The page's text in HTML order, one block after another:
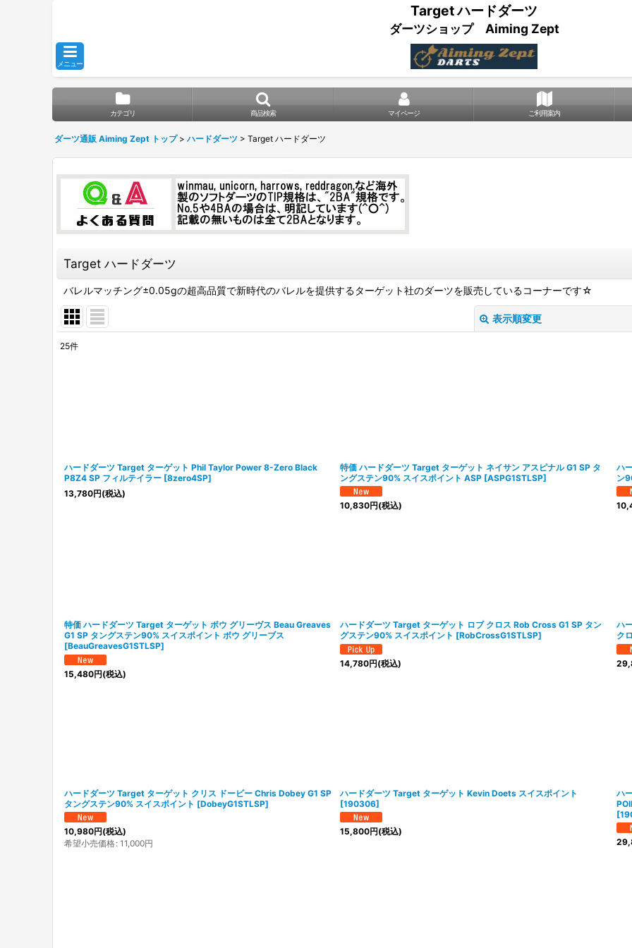
Target ハードダーツ
ダーツショップ Aiming Zept
メニュー
カテゴリ 商品検索 マイページ ご利用案内
ダーツ通販 Aiming Zept トップ > ハードダーツ > Target ハードダーツ
Target ハードダーツ
バレルマッチング±0.05gの超高品質で新時代のバレルを提供するターゲット社のダーツを販売しているコーナーです☆
表示順変更
25件
ハードダーツ Target ターゲット Phil Taylor Power 8-Zero Black
P8Z4 SP フィルテイラー [8zero4SP]
13,780円(税込)
特価 ハードダーツ Target ターゲット ネイサン アスピナル G1 SP タ
ングステン90% スイスポイント ASP [ASPG1STLSP]
10,830円(税込)
ハ
ン
特価 ハードダーツ Target ターゲット ボウ グリーヴス Beau Greaves
G1 SP タングステン90% スイスポイント ボウ グリーブス
[BeauGreavesG1STLSP]
15,480円(税込)
ハードダーツ Target ターゲット ロブ クロス Rob Cross G1 SP タン
グステン90% スイスポイント [RobCrossG1STLSP]
14,780円(税込)
ハ
ク
ハードダーツ Target ターゲット クリス ドービー Chris Dobey G1 SP
タングステン90% スイスポイント [DobeyG1STLSP]
10,980円(税込)
希望小売価格: 11,000円
ハードダーツ Target ターゲット Kevin Doets スイスポイント
[190306]
15,800円(税込)
ハ
[